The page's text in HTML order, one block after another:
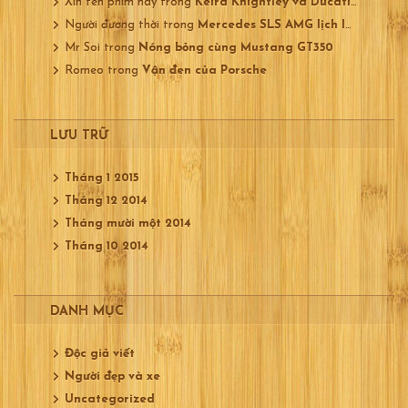
Người đương thời trong Mercedes SLS AMG lịch lãm
Mr Soi trong Nóng bỏng cùng Mustang GT350
Romeo trong Vận đen của Porsche
LƯU TRỮ
Tháng 1 2015
Tháng 12 2014
Tháng mười một 2014
Tháng 10 2014
DANH MỤC
Độc giả viết
Người đẹp và xe
Uncategorized